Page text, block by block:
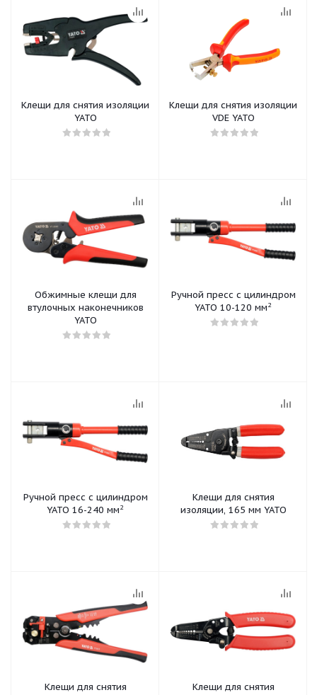
Клещи для снятия изоляции
YATO
Клещи для снятия изоляции
VDE YATO
Обжимные клещи для
втулочных наконечников
YATO
Ручной пресс с цилиндром
YATO 10-120 мм2
Ручной пресс с цилиндром
YATO 16-240 мм2
Клещи для снятия
изоляции, 165 мм YATO
Клещи для снятия
Клещи для снятия